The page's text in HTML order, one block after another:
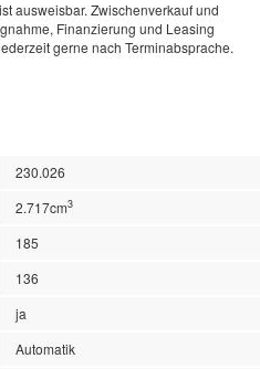
ausweisbar. Zwischenverkauf und
Finanzierung und Leasing
gerne nach Terminabsprache.
230.026
2.717cm3
185
136
ja
Automatik